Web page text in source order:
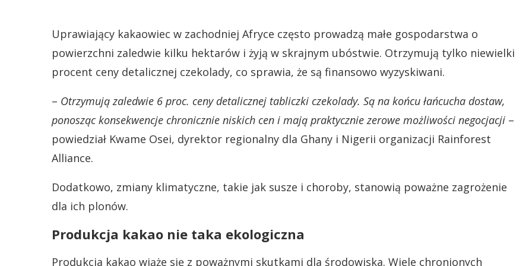
Uprawiający kakaowiec w zachodniej Afryce często prowadzą małe gospodarstwa o
powierzchni zaledwie kilku hektarów i żyją w skrajnym ubóstwie. Otrzymują tylko niewielki
procent ceny detalicznej czekolady, co sprawia, że są finansowo wyzyskiwani.
– Otrzymują zaledwie 6 proc. ceny detalicznej tabliczki czekolady. Są na końcu łańcucha dostaw,
ponosząc konsekwencje chronicznie niskich cen i mają praktycznie zerowe możliwości negocjacji –
powiedział Kwame Osei, dyrektor regionalny dla Ghany i Nigerii organizacji Rainforest
Alliance.
Dodatkowo, zmiany klimatyczne, takie jak susze i choroby, stanowią poważne zagrożenie
dla ich plonów.
Produkcja kakao nie taka ekologiczna
Produkcja kakao wiąże się z poważnymi skutkami dla środowiska. Wiele chronionych